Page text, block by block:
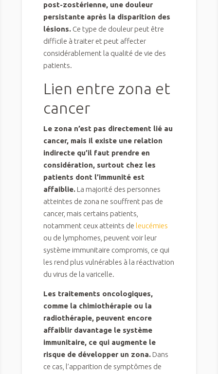
post-zostérienne, une douleur
persistante après la disparition des
lésions.Ce type de douleur peut être
difficile à traiter et peut affecter
considérablement la qualité de vie des
patients.
Lien entre zona et
cancer
Le zona n’est pas directement lié au
cancer, mais il existe une relation
indirecte qu’il faut prendre en
considération, surtout chez les
patients dont l’immunité est
affaiblie.La majorité des personnes
atteintes de zona ne souffrent pas de
cancer, mais certains patients,
notamment ceux atteints de leucémies
ou de lymphomes, peuvent voir leur
système immunitaire compromis, ce qui
les rend plus vulnérables à la réactivation
du virus de la varicelle.
Les traitements oncologiques,
comme la chimiothérapie ou la
radiothérapie, peuvent encore
affaiblir davantage le système
immunitaire, ce qui augmente le
risque de développer un zona.Dans
ce cas, l’apparition de symptômes de